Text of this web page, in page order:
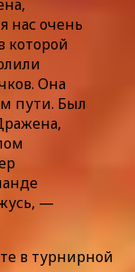
нас очень
которой
Она
пути. Был
—
в турнирной